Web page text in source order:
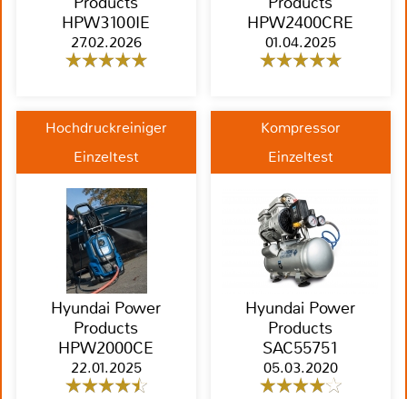
HPW3100IE
27.02.2026
HPW2400CRE
01.04.2025
Hochdruckreiniger
Einzeltest
Hyundai Power
Products
HPW2000CE
22.01.2025
Kompressor
Einzeltest
Hyundai Power
Products
SAC55751
05.03.2020